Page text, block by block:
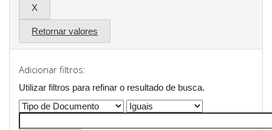
Retornar valores
Adicionar filtros:
Utilizar filtros para refinar o resultado de busca.